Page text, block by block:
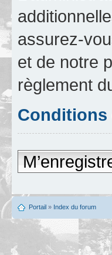
assurez-
et de notre
règlement
Conditions
Portail » Index du forum